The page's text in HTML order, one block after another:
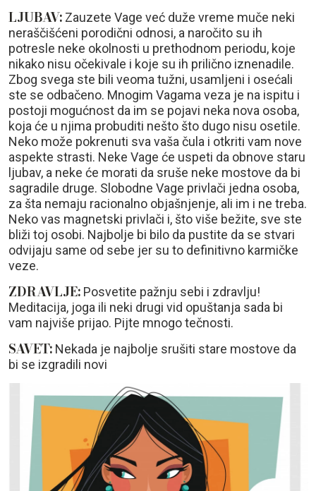
LJUBAV:Zauzete Vage već duže vreme muče neki
neraščišćeni porodični odnosi, a naročito su ih
potresle neke okolnosti u prethodnom periodu, koje
nikako nisu očekivale i koje su ih prilično iznenadile.
Zbog svega ste bili veoma tužni, usamljeni i osećali
ste se odbačeno. Mnogim Vagama veza je na ispitu i
postoji mogućnost da im se pojavi neka nova osoba,
koja će u njima probuditi nešto što dugo nisu osetile.
Neko može pokrenuti sva vaša čula i otkriti vam nove
aspekte strasti. Neke Vage će uspeti da obnove staru
ljubav, a neke će morati da sruše neke mostove da bi
sagradile druge. Slobodne Vage privlači jedna osoba,
za šta nemaju racionalno objašnjenje, ali im i ne treba.
Neko vas magnetski privlači i, što više bežite, sve ste
bliži toj osobi. Najbolje bi bilo da pustite da se stvari
odvijaju same od sebe jer su to definitivno karmičke
veze.
ZDRAVLJE:Posvetite pažnju sebi i zdravlju!
Meditacija, joga ili neki drugi vid opuštanja sada bi
vam najviše prijao. Pijte mnogo tečnosti.
SAVET:Nekada je najbolje srušiti stare mostove da
bi se izgradili novi